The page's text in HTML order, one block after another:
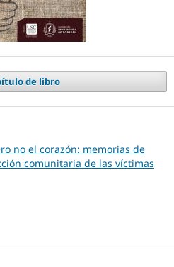
de libro
no el corazón: memorias de
comunitaria de las víctimas